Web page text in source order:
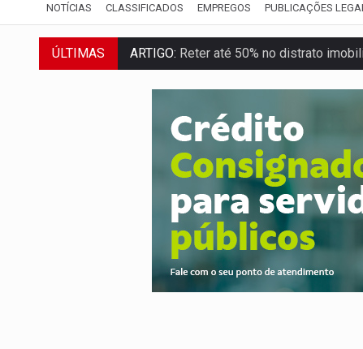
NOTÍCIAS CLASSIFICADOS EMPREGOS PUBLICAÇÕES
ÚLTIMAS ARTIGO: Reter até 50% no distrato
DO HOSPITAL AO CAMPO:Veja as mais
EXPANSÃO:Grupo Nova Era amplia
ROTA GLOBAL: PCC amplia presença
CONEXÃO RONDONIAOVIVO:
EXTENSÃO DE DANOS:Ferroviários
VARIANDO O CARDÁPIO:Veja essa
PREJUÍZO AOS ESTUDANTES:Greve